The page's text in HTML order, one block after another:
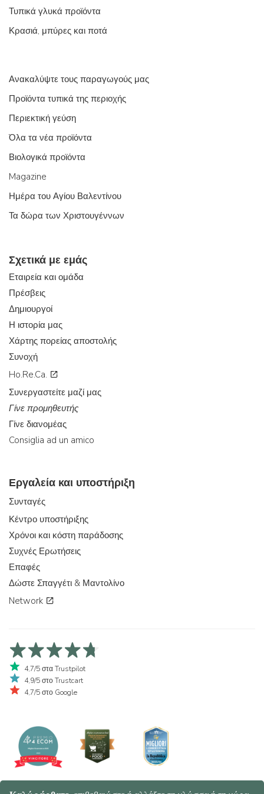
Τυπικά γλυκά προϊόντα
Κρασιά, μπύρες και ποτά
Ανακαλύψτε τους παραγωγούς μας
Προϊόντα τυπικά της περιοχής
Περιεκτική γεύση
Όλα τα νέα προϊόντα
Βιολογικά προϊόντα
Magazine
Ημέρα του Αγίου Βαλεντίνου
Τα δώρα των Χριστουγέννων
Σχετικά με εμάς
Εταιρεία και ομάδα
Πρέσβεις
Δημιουργοί
Η ιστορία μας
Χάρτης πορείας αποστολής
Συνοχή
Ho.Re.Ca.
Συνεργαστείτε μαζί μας
Γίνε προμηθευτής
Γίνε διανομέας
Consiglia ad un amico
Εργαλεία και υποστήριξη
Συνταγές
Κέντρο υποστήριξης
Χρόνοι και κόστη παράδοσης
Συχνές Ερωτήσεις
Επαφές
Δώστε Σπαγγέτι & Μαντολίνο
Network
4,7/5 στα Trustpilot
4,9/5 στο Trustcart
4,7/5 στο Google
© 2026 Spaghetti e Mandolino SRL - Società Benefit | Verona - Italy |